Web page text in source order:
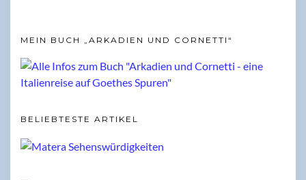
MEIN BUCH „ARKADIEN UND CORNETTI“
BELIEBTESTE ARTIKEL